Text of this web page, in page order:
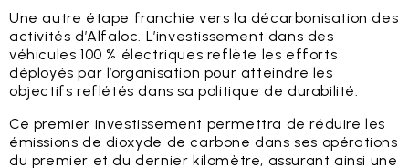
Une autre étape franchie vers la décarbonisation des
activités d’Alfaloc. L’investissement dans des
véhicules 100 % électriques reflète les efforts
déployés par l’organisation pour atteindre les
objectifs reflétés dans sa politique de durabilité.
Ce premier investissement permettra de réduire les
émissions de dioxyde de carbone dans ses opérations
du premier et du dernier kilomètre, assurant ainsi une